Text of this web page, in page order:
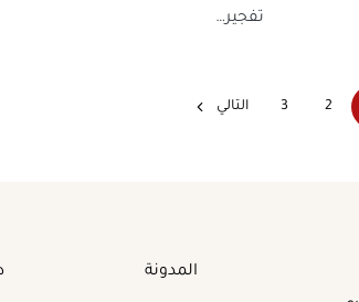
تفجير…
2
3 التالي
المدونة